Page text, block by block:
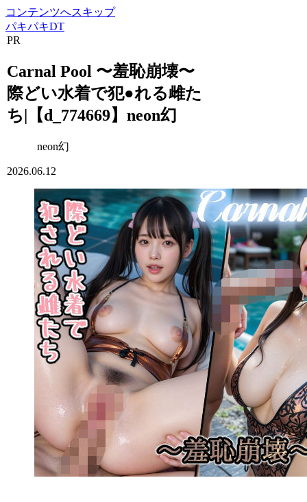
コンテンツへスキップ
パキパキDT
PR
Carnal Pool 〜羞恥崩壊〜
際どい水着で犯●れる雌た
ち|【d_774669】neon幻
neon幻
2026.06.12